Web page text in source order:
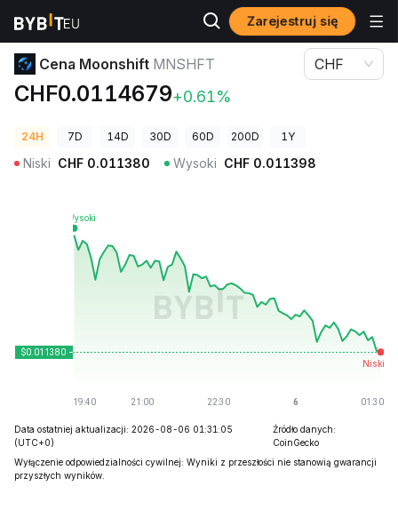
Zarejestruj się
Ceny kryptowalut Cena Moonshift MNSHFT
Cena Moonshift MNSHFT
CHF0.0114679+0.61%
CHF
24H 7D 14D 30D 60D 200D 1Y
Niski CHF 0.011380 Wysoki CHF 0.011398
Data ostatniej aktualizacji: 2026-08-06 01:31:05
(UTC+0)
Źródło danych:
CoinGecko
Wyłączenie odpowiedzialności cywilnej: Wyniki z przeszłości nie stanowią gwarancji
przyszłych wyników.